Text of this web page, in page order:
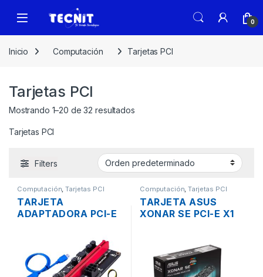
0
Inicio Computación Tarjetas PCI
Tarjetas PCI
Mostrando 1–20 de 32 resultados
Tarjetas PCI
Filters
Computación,Tarjetas PCI
TARJETA
ADAPTADORA PCI-E
COMPATIBLE CON X1
X4 X8 + USB 3.0
Computación,Tarjetas PCI
TARJETA ASUS
XONAR SE PCI-E X1
OPTICO CM6620A